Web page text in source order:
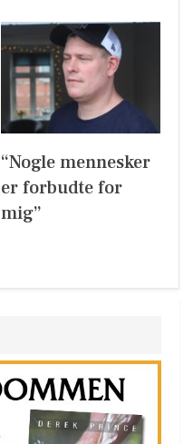
“Nogle mennesker
er forbudte for
mig”